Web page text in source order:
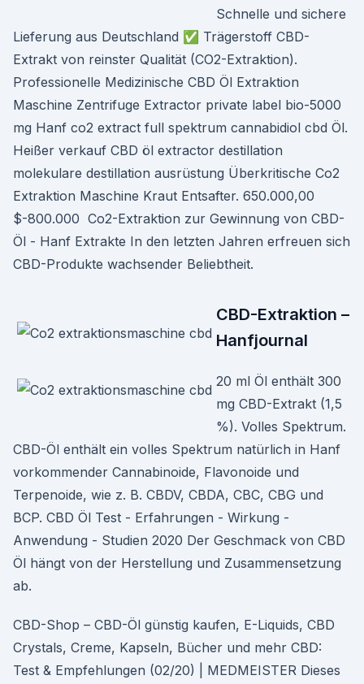
Schnelle und sichere
Lieferung aus Deutschland ✅ Trägerstoff CBD-
Extrakt von reinster Qualität (CO2-Extraktion).
Professionelle Medizinische CBD Öl Extraktion
Maschine Zentrifuge Extractor private label bio-5000
mg Hanf co2 extract full spektrum cannabidiol cbd Öl.
Heißer verkauf CBD öl extractor destillation
molekulare destillation ausrüstung Überkritische Co2
Extraktion Maschine Kraut Entsafter. 650.000,00
$-800.000 Co2-Extraktion zur Gewinnung von CBD-
Öl - Hanf Extrakte In den letzten Jahren erfreuen sich
CBD-Produkte wachsender Beliebtheit.
CBD-Extraktion –
Hanfjournal
20 ml Öl enthält 300
mg CBD-Extrakt (1,5
%). Volles Spektrum.
CBD-Öl enthält ein volles Spektrum natürlich in Hanf
vorkommender Cannabinoide, Flavonoide und
Terpenoide, wie z. B. CBDV, CBDA, CBC, CBG und
BCP. CBD Öl Test - Erfahrungen - Wirkung -
Anwendung - Studien 2020 Der Geschmack von CBD
Öl hängt von der Herstellung und Zusammensetzung
ab.
CBD-Shop – CBD-Öl günstig kaufen, E-Liquids, CBD
Crystals, Creme, Kapseln, Bücher und mehr CBD:
Test & Empfehlungen (02/20) | MEDMEISTER Dieses